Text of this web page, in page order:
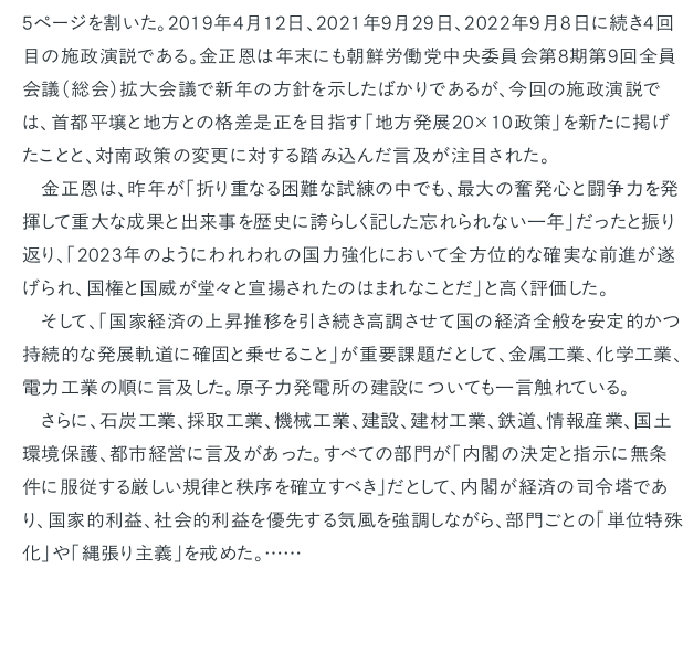
5ページを割いた。2019年4月12日、2021年9月29日、2022年9月8日に続き4回
目の施政演説である。金正恩は年末にも朝鮮労働党中央委員会第8期第9回全員
会議（総会）拡大会議で新年の方針を示したばかりであるが、今回の施政演説で
は、首都平壌と地方との格差是正を目指す「地方発展20×10政策」を新たに掲げ
たことと、対南政策の変更に対する踏み込んだ言及が注目された。
金正恩は、昨年が「折り重なる困難な試練の中でも、最大の奮発心と闘争力を発
揮して重大な成果と出来事を歴史に誇らしく記した忘れられない一年」だったと振り
返り、「2023年のようにわれわれの国力強化において全方位的な確実な前進が遂
げられ、国権と国威が堂々と宣揚されたのはまれなことだ」と高く評価した。
そして、「国家経済の上昇推移を引き続き高調させて国の経済全般を安定的かつ
持続的な発展軌道に確固と乗せること」が重要課題だとして、金属工業、化学工業、
電力工業の順に言及した。原子力発電所の建設についても一言触れている。
さらに、石炭工業、採取工業、機械工業、建設、建材工業、鉄道、情報産業、国土
環境保護、都市経営に言及があった。すべての部門が「内閣の決定と指示に無条
件に服従する厳しい規律と秩序を確立すべき」だとして、内閣が経済の司令塔であ
り、国家的利益、社会的利益を優先する気風を強調しながら、部門ごとの「単位特殊
化」や「縄張り主義」を戒めた。……